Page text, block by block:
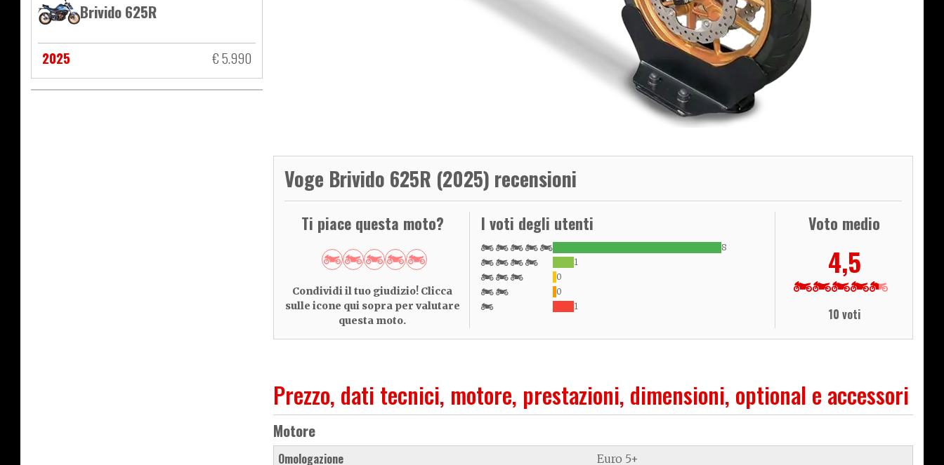
Brivido 625R
2025 € 5.990
Voge Brivido 625R (2025) recensioni
Ti piace questa moto?
Condividi il tuo giudizio! Clicca
sulle icone qui sopra per valutare
questa moto.
I voti degli utenti
8
1
0
0
1
Voto medio
4,5
10 voti
Prezzo, dati tecnici, motore, prestazioni, dimensioni, optional e accessori
Motore
Omologazione Euro 5+